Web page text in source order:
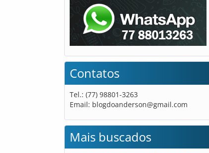
Contatos
Tel.: (77) 98801-3263
Email: blogdoanderson@gmail.com
Mais buscados